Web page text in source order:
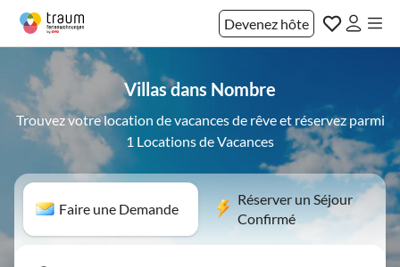
Devenez hôte
Villas dans Nombre
Trouvez votre location de vacances de rêve et réservez parmi
1 Locations de Vacances
Faire une Demande
Réserver un Séjour
Confirmé